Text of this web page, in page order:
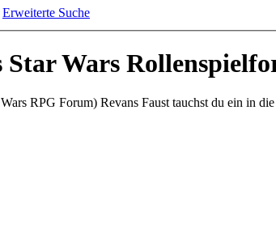
Erweiterte Suche
Star Wars
RPG Forum) Revans Faust tauchst du ein in